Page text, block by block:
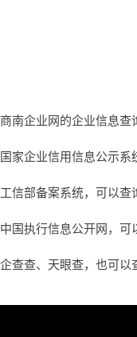
商南企业网的企业信息查
国家企业信用信息公示
工信部备案系统，可以查
中国执行信息公开网，
企查查、天眼查，也可以